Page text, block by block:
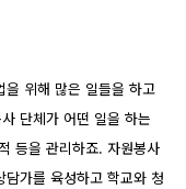
을 위해 많은 일들을 하고
단체가 어떤 일을 하는
등을 관리하죠. 자원봉사
가를 육성하고 학교와 청